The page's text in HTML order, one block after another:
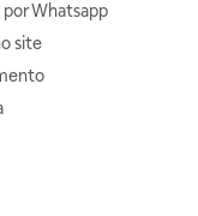
por Whatsapp
site